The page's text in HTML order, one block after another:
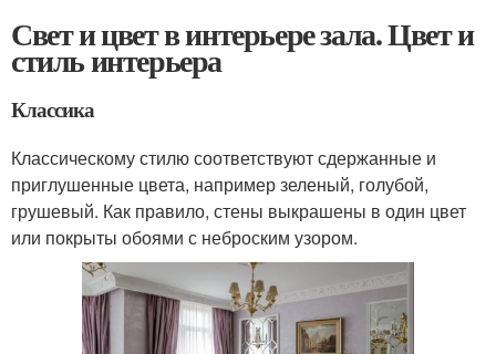
Свет и цвет в интерьере зала. Цвет и
стиль интерьера
Классика
Классическому стилю соответствуют сдержанные и
приглушенные цвета, например зеленый, голубой,
грушевый. Как правило, стены выкрашены в один цвет
или покрыты обоями с неброским узором.